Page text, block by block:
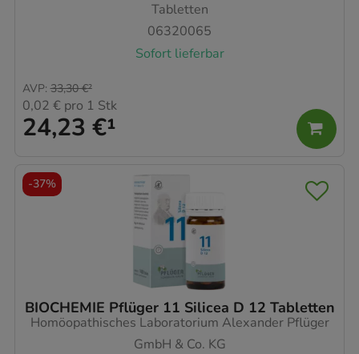
Tabletten
06320065
Sofort lieferbar
24,23 €¹
AVP: 33,30 €²
0,02 € pro 1 Stk
BIOCHEMIE Pflüger 11 Silicea D 12 Tabletten
Homöopathisches Laboratorium Alexander Pflüger
GmbH & Co. KG
-37%